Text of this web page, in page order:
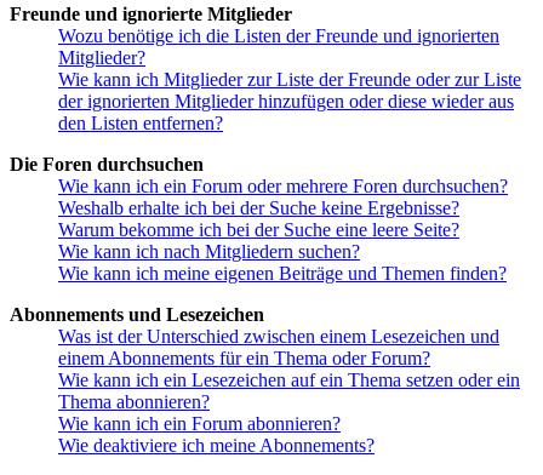
Freunde und ignorierte Mitglieder
Wozu benötige ich die Listen der Freunde und ignorierten
Mitglieder?
Wie kann ich Mitglieder zur Liste der Freunde oder zur Liste
der ignorierten Mitglieder hinzufügen oder diese wieder aus
den Listen entfernen?
Die Foren durchsuchen
Wie kann ich ein Forum oder mehrere Foren durchsuchen?
Weshalb erhalte ich bei der Suche keine Ergebnisse?
Warum bekomme ich bei der Suche eine leere Seite?
Wie kann ich nach Mitgliedern suchen?
Wie kann ich meine eigenen Beiträge und Themen finden?
Abonnements und Lesezeichen
Was ist der Unterschied zwischen einem Lesezeichen und
einem Abonnements für ein Thema oder Forum?
Wie kann ich ein Lesezeichen auf ein Thema setzen oder ein
Thema abonnieren?
Wie kann ich ein Forum abonnieren?
Wie deaktiviere ich meine Abonnements?